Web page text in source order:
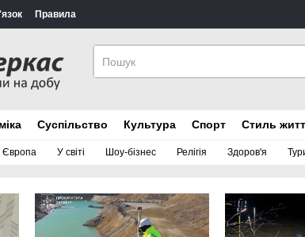
Правила
Європа У світі Шоу-бізнес Релігія Здоров'я
Суспільство Культура Спорт Стиль